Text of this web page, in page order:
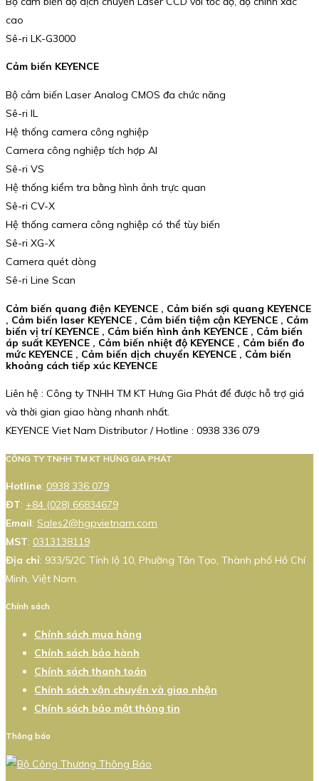
cao
Sê-ri LK-G3000
Cảm biến KEYENCE
Bộ cảm biến Laser Analog CMOS đa chức năng
Sê-ri IL
Hệ thống camera công nghiệp
Camera công nghiệp tích hợp AI
Sê-ri VS
Hệ thống kiểm tra bằng hình ảnh trực quan
Sê-ri CV-X
Hệ thống camera công nghiệp có thể tùy biến
Sê-ri XG-X
Camera quét dòng
Sê-ri Line Scan
Cảm biến quang điện KEYENCE , Cảm biến sợi quang KEYENCE
, Cảm biến laser KEYENCE , Cảm biến tiệm cận KEYENCE , Cảm
biến vị trí KEYENCE , Cảm biến hình ảnh KEYENCE , Cảm biến
áp suất KEYENCE , Cảm biến nhiệt độ KEYENCE , Cảm biến đo
mức KEYENCE , Cảm biến dịch chuyển KEYENCE , Cảm biến
khoảng cách tiếp xúc KEYENCE
Liên hệ : Công ty TNHH TM KT Hưng Gia Phát để được hỗ trợ giá
và thời gian giao hàng nhanh nhất.
KEYENCE Viet Nam Distributor / Hotline : 0938 336 079
CÔNG TY TNHH TM KT HƯNG GIA PHÁT
Hotline: 0938 336 079
ĐT: +84 (028) 66834679
Email: Sales2@hgpvietnam.com
MST: 0313138119
Địa chỉ: 933/5/2C Tỉnh lộ 10, Phường Tân Tạo, Thành phố Hồ Chí
Minh, Việt Nam.
Chính sách
Chính sách mua hàng
Chính sách bảo hành
Chính sách thanh toán
Chính sách vận chuyển và giao nhận
Chính sách bảo mật thông tin
Thông báo